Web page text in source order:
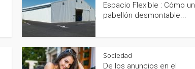
Espacio Flexible : Cómo un
pabellón desmontable...
Sociedad
De los anuncios en el